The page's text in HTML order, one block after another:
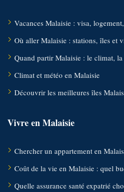
Vacances Malaisie : visa,
Où aller Malaisie : stations, îles et
Quand partir Malaisie : le climat,
Climat et météo en Malaisie
Découvrir les meilleures îles
Vivre en Malaisie
Chercher un appartement en
Coût de la vie en Malaisie : quel
Quelle assurance santé expatrié